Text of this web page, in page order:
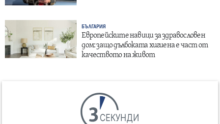
БЪЛГАРИЯ
Европейските навици за здравословен
дом: защо дълбоката хигиена е част от
качеството на живот
СЕКУНДИ